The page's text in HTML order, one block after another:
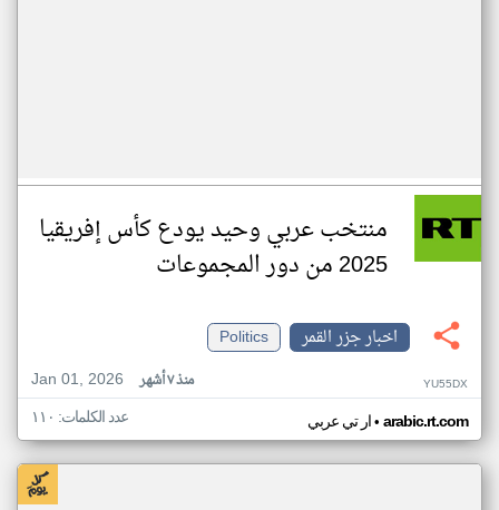
منتخب عربي وحيد يودع كأس إفريقيا
2025 من دور المجموعات
اخبار جزر القمر
Politics
Jan 01, 2026
منذ ٧ أشهر YU55DX
ار تي عربي• arabic.rt.com عدد الكلمات: ١١٠